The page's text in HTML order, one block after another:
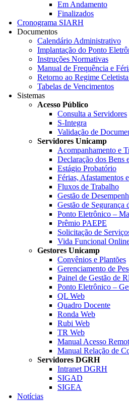
Em Andamento
Finalizados
Cronograma SIARH
Documentos
Calendário Administrativo
Implantação do Ponto
Instruções Normativas
Manual de Frequência e
Retorno ao Regime
Tabelas de Vencimentos
Sistemas
Acesso Público
Consulta a Servidores
S-Integra
Validação de
Servidores Unicamp
Acompanhamento e
Declaração dos Bens
Estágio Probatório
Férias, Afastamentos
Fluxos de Trabalho
Gestão de
Gestão de Segurança
Ponto Eletrônico –
Prêmio PAEPE
Solicitação de
Vida Funcional
Gestores Unicamp
Convênios e Plantões
Gerenciamento de
Painel de Gestão de
Ponto Eletrônico –
QL Web
Quadro Docente
Ronda Web
Rubi Web
TR Web
Manual Acesso
Manual Relação de
Servidores DGRH
Intranet DGRH
SIGAD
SIGEA
Notícias